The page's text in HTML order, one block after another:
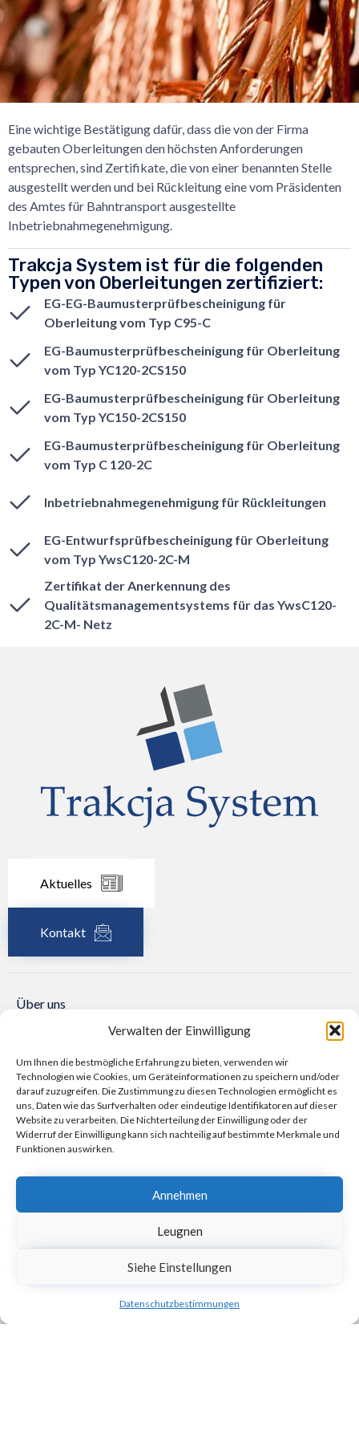
Verwalten der Einwilligung
Um Ihnen die bestmögliche Erfahrung zu bieten, verwenden wir
Technologien wie Cookies, um Geräteinformationen zu speichern und/oder
darauf zuzugreifen. Die Zustimmung zu diesen Technologien ermöglicht es
uns, Daten wie das Surfverhalten oder eindeutige Identifikatoren auf dieser
Website zu verarbeiten. Die Nichterteilung der Einwilligung oder der
Widerruf der Einwilligung kann sich nachteilig auf bestimmte Merkmale und
Funktionen auswirken.
Annehmen
Leugnen
Siehe Einstellungen
Datenschutzbestimmungen
Eine wichtige Bestätigung dafür, dass die von der Firma
gebauten Oberleitungen den höchsten Anforderungen
entsprechen, sind Zertifikate, die von einer benannten Stelle
ausgestellt werden und bei Rückleitung eine vom Präsidenten
des Amtes für Bahntransport ausgestellte
Inbetriebnahmegenehmigung.
Trakcja System ist für die folgenden
Typen von Oberleitungen zertifiziert:
EG-EG-Baumusterprüfbescheinigung für
Oberleitung vom Typ C95-C
EG-Baumusterprüfbescheinigung für Oberleitung
vom Typ YC120-2CS150
EG-Baumusterprüfbescheinigung für Oberleitung
vom Typ YC150-2CS150
EG-Baumusterprüfbescheinigung für Oberleitung
vom Typ C 120-2C
Inbetriebnahmegenehmigung für Rückleitungen
EG-Entwurfsprüfbescheinigung für Oberleitung
vom Typ YwsC120-2C-M
Zertifikat der Anerkennung des
Qualitätsmanagementsystems für das YwsC120-
2C-M- Netz
Aktuelles
Kontakt
Über uns
Angebot
Projekte
DSGVO
Karriere
Trakcja System Sp. z o.o.